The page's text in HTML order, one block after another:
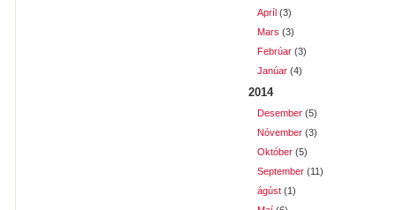
Apríl (3)
Mars (3)
Febrúar (3)
Janúar (4)
2014
Desember (5)
Nóvember (3)
Október (5)
September (11)
ágúst (1)